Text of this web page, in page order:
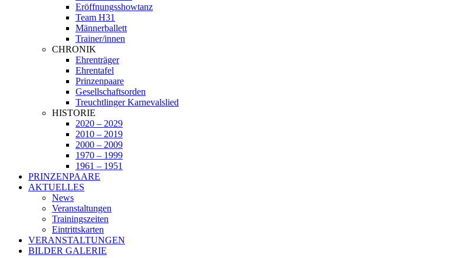
Eröffnungsshowtanz
Team H31
Männerballett
Trainer/innen
CHRONIK
Ehrenträger
Ehrentafel
Prinzenpaare
Gesellschaftsorden
Treuchtlinger Karnevalslied
HISTORIE
2020 – 2029
2010 – 2019
2000 – 2009
1970 – 1999
1961 – 1951
PRINZENPAARE
AKTUELLES
News
Veranstaltungen
Trainingszeiten
Eintrittskarten
VERANSTALTUNGEN
BILDER GALERIE